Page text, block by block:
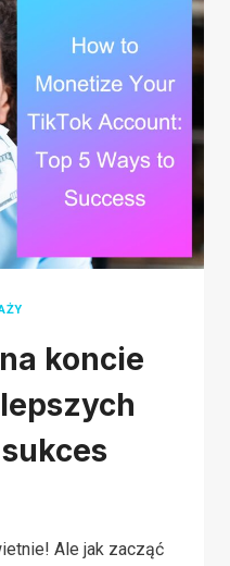
koncie
Ale jak zacząć